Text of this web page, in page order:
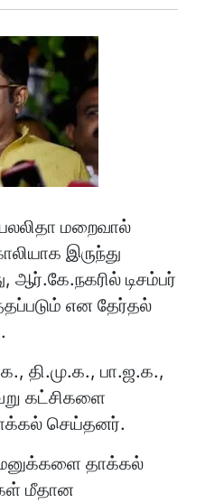
மறைவால்
இருந்து
ஆர்.கே.நகரில் டிசம்பர்
என தேர்தல்
தி.மு.க., பா.ஜ.க.,
கட்சிகளை
செய்தனர்.
தாக்கல்
மீதான